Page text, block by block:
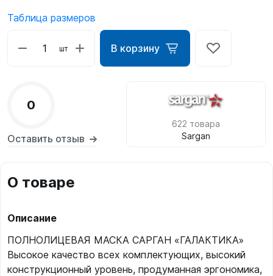
Таблица размеров
шт В корзину
0
Оставить отзыв
622 товара
Sargan
О товаре
Описание
ПОЛНОЛИЦЕВАЯ МАСКА САРГАН «ГАЛАКТИКА»
Высокое качество всех комплектующих, высокий
конструкционный уровень, продуманная эргономика,